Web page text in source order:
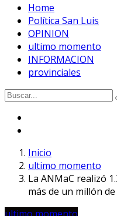
Home
Política San Luis
OPINION
ultimo momento
INFORMACION
provinciales
Inicio
ultimo momento
La ANMaC realizó
más de un millón